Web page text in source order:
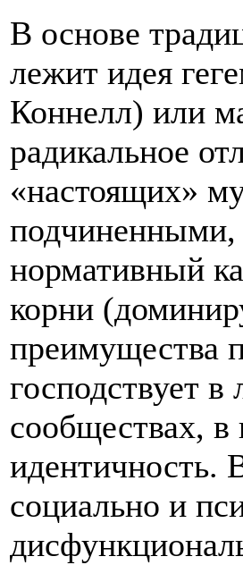
В основе
лежит идея
Коннелл) или
радикальное
«настоящих»
нормативный
корни
преимущества
господствует
сообществах,
идентичность.
социально и